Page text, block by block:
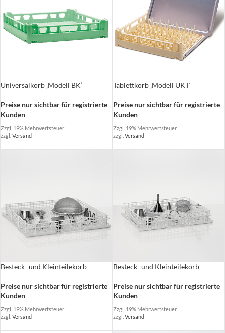
Universalkorb ‚Modell BK‘
Preise nur sichtbar für registrierte
Kunden
Zzgl. 19% Mehrwertsteuer
zzgl. Versand
Tablettkorb ‚Modell UKT‘
Preise nur sichtbar für registrierte
Kunden
Zzgl. 19% Mehrwertsteuer
zzgl. Versand
Besteck- und Kleinteilekorb
Preise nur sichtbar für registrierte
Kunden
Zzgl. 19% Mehrwertsteuer
zzgl. Versand
Besteck- und Kleinteilekorb
Preise nur sichtbar für registrierte
Kunden
Zzgl. 19% Mehrwertsteuer
zzgl. Versand